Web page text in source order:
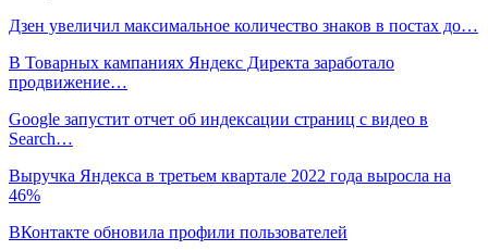
Дзен увеличил максимальное количество знаков в постах до…
В Товарных кампаниях Яндекс Директа заработало
продвижение…
Google запустит отчет об индексации страниц с видео в
Search…
Выручка Яндекса в третьем квартале 2022 года выросла на
46%
ВКонтакте обновила профили пользователей